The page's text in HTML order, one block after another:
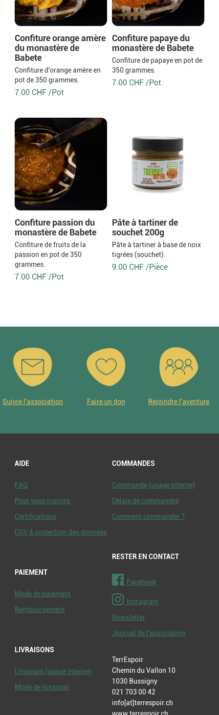
Confiture orange amère
du monastère de
Babete
Confiture d'orange amère en
pot de 350 grammes.
7.00 CHF /Pot
Confiture papaye du
monastère de Babete
Confiture de papaye en pot de
350 grammes.
7.00 CHF /Pot
Confiture passion du
monastère de Babete
Confiture de fruits de la
passion en pot de 350
grammes.
7.00 CHF /Pot
Pâte à tartiner de
souchet 200g
Pâte à tartiner à base de noix
tigrées (souchet).
9.00 CHF /Pièce
Suivre l'association Faire un don Rejoindre l'aventure
AIDE
FAQ
Pour vous inscrire
Certifications
CGV & protection des données
PAIEMENT
Mode de paiement
Remboursement
LIVRAISONS
Livraison (usage interne)
Mode de livraison
COMMANDES
Commande (usage interne)
Délais de commandes
Comment commander ?
RESTER EN CONTACT
Facebook
Instagram
Newsletter
Journal de l'association
TerrEspoir
Chemin du Vallon 10
1030 Bussigny
021 703 00 42
info[at]terrespoir.ch